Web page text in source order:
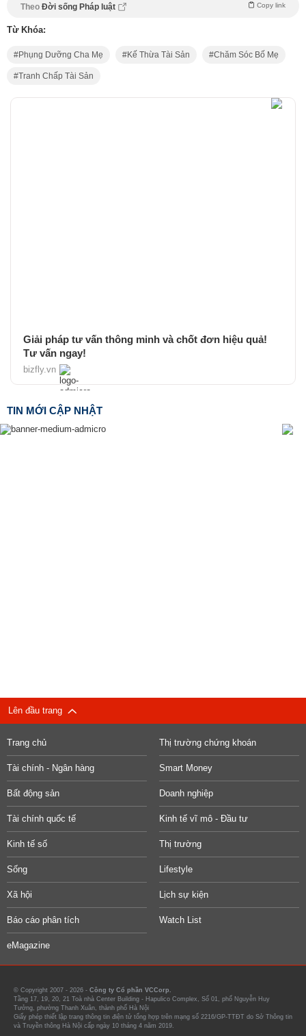
Theo Đời sống Pháp luật Copy link
Từ Khóa:
Phụng Dưỡng Cha Mẹ Kế Thừa Tài Sản Chăm Sóc Bố Mẹ
Tranh Chấp Tài Sản
Giải pháp tư vấn thông minh và chốt đơn hiệu quả!
Tư vấn ngay!
bizfly.vn
TIN MỚI CẬP NHẬT
Lên đầu trang
Trang chủ Thị trường chứng khoán
Tài chính - Ngân hàng Smart Money
Bất động sản Doanh nghiệp
Tài chính quốc tế Kinh tế vĩ mô - Đầu tư
Kinh tế số Thị trường
Sống Lifestyle
Xã hội Lịch sự kiện
Báo cáo phân tích Watch List
eMagazine
© Copyright 2007 - 2026 - Công ty Cổ phần VCCorp.
Tầng 17, 19, 20, 21 Toà nhà Center Building - Hapulico Complex, Số 01, phố Nguyễn Huy
Tưởng, phường Thanh Xuân, thành phố Hà Nội
Giấy phép thiết lập trang thông tin điện tử tổng hợp trên mạng số 2216/GP-TTĐT do Sở Thông tin
và Truyền thông Hà Nội cấp ngày 10 tháng 4 năm 2019.